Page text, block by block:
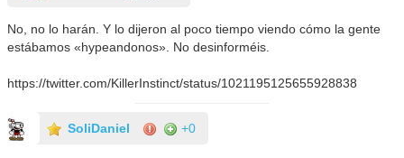
No, no lo harán. Y lo dijeron al poco tiempo viendo cómo la gente
estábamos «hypeandonos». No desinforméis.
https://twitter.com/KillerInstinct/status/1021195125655928838
SoliDaniel +0